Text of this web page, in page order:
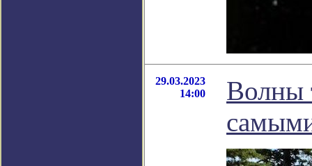
29.03.2023
14:00
Волны